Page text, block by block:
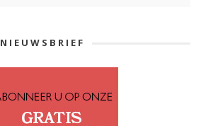
NIEUWSBRIEF